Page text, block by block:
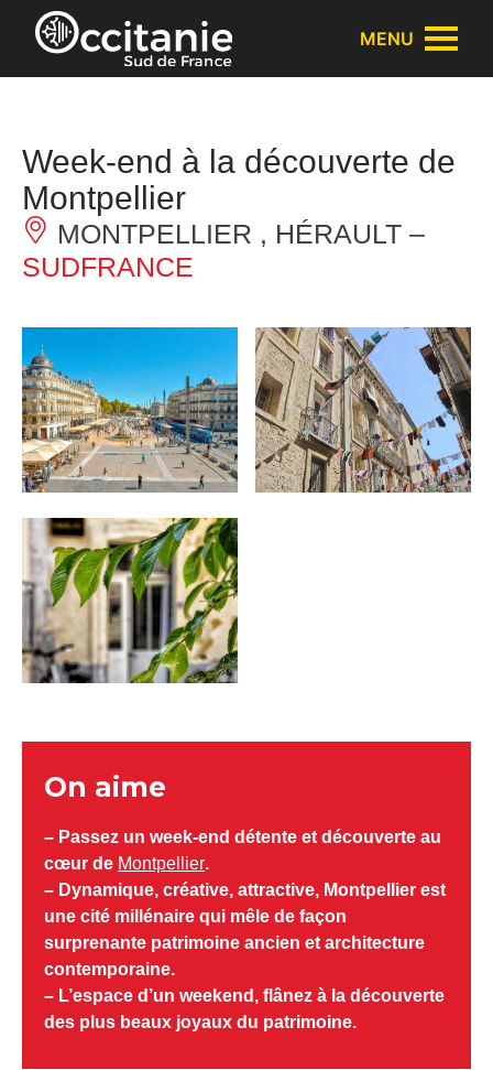
Panneau de gestion des cookies
MENU
Week-end à la découverte de
Montpellier
MONTPELLIER , HÉRAULT –
SUDFRANCE
On aime
– Passez un week-end détente et découverte au
cœur de Montpellier.
– Dynamique, créative, attractive, Montpellier est
une cité millénaire qui mêle de façon
surprenante patrimoine ancien et architecture
contemporaine.
– L’espace d’un weekend, flânez à la découverte
des plus beaux joyaux du patrimoine.